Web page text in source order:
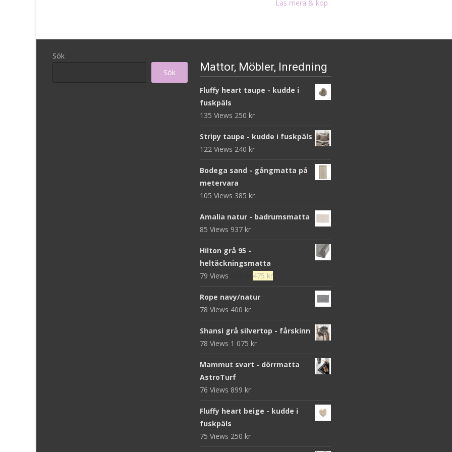
Läs mera & köp
Sök
Sök
Mattor, Möbler, Inredning
Fluffy heart taupe - kudde i
fuskpäls
135 Views 250 kr
Stripy taupe - kudde i fuskpäls
122 Views 240 kr
Bodega sand - gångmatta på
metervara
105 Views 385 kr
Amalia natur - badrumsmatta
85 Views 937 kr
Hilton grå 95 -
heltäckningsmatta
79 Views
Det
priset
475 krDet
475 kr.
Rope navy/natur
78 Views 400 kr
Shansi grå silvertop - fårskinn
78 Views 1 075 kr
Mammut svart - dörrmatta
AstroTurf
76 Views 899 kr
Fluffy heart beige - kudde i
fuskpäls
75 Views 250 kr